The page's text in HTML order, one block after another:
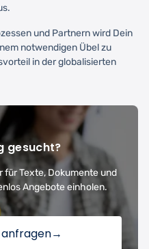
und Partnern wird Dein
notwendigen Übel zu
in der globalisierten
gesucht?
Texte, Dokumente und
Angebote einholen.
→